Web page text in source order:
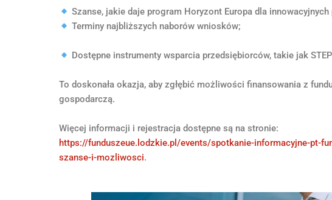
Szanse, jakie daje program Horyzont Europa dla
Terminy najbliższych naborów wniosków;
Dostępne instrumenty wsparcia przedsiębiorców, takie jak
To doskonała okazja, aby zgłębić możliwości finansowania z
gospodarczą.
Więcej informacji i rejestracja dostępne są na stronie:
https://funduszeue.lodzkie.pl/events/spotkanie-informacyjne-pt-
szanse-i-mozliwosci.